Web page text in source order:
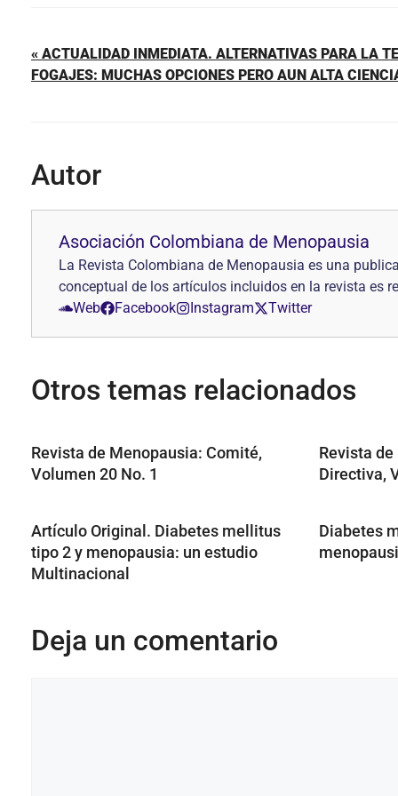
« ACTUALIDAD INMEDIATA. ALTERNATIVAS PARA LA
FOGAJES: MUCHAS OPCIONES PERO AUN ALTA
Autor
Asociación Colombiana de Menopausia
La Revista Colombiana de Menopausia es una
conceptual de los artículos incluidos en la revista es
Web
Facebook Instagram Twitter
Otros temas relacionados
Revista de Menopausia: Comité,
Volumen 20 No. 1
Revista
Directiva,
Artículo Original. Diabetes mellitus
tipo 2 y menopausia: un estudio
Multinacional
Diabetes
Deja un comentario